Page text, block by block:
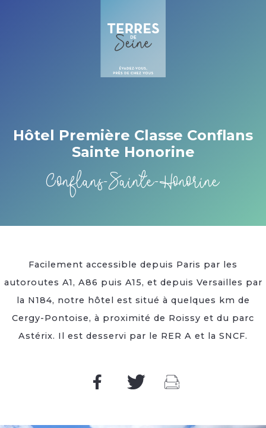
Hôtel Première Classe Conflans
Sainte Honorine
Conflans-Sainte-Honorine
Facilement accessible depuis Paris par les
autoroutes A1, A86 puis A15, et depuis Versailles par
la N184, notre hôtel est situé à quelques km de
Cergy-Pontoise, à proximité de Roissy et du parc
Astérix. Il est desservi par le RER A et la SNCF.